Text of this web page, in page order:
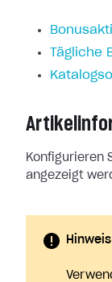
Tägliche
Konfigurieren
angezeigt
Hinweis